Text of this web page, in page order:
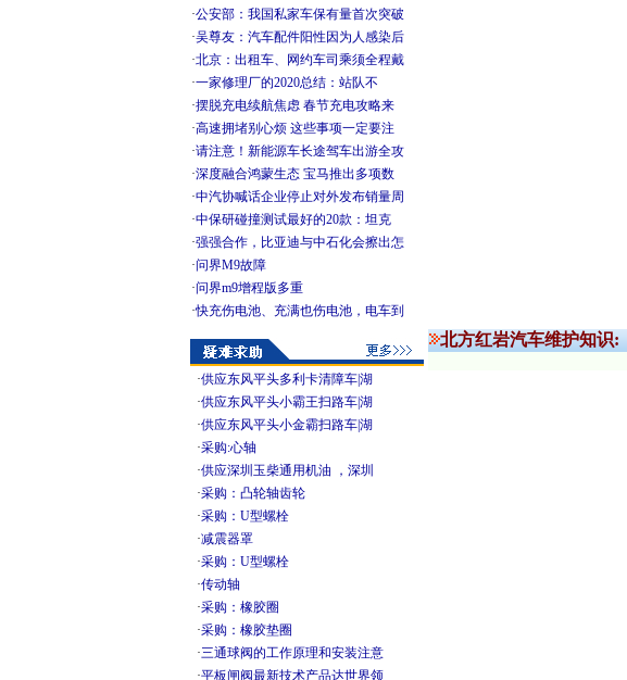
·公安部：我国私家车保有量首次突破
·吴尊友：汽车配件阳性因为人感染后
·北京：出租车、网约车司乘须全程戴
·一家修理厂的2020总结：站队不
·摆脱充电续航焦虑 春节充电攻略来
·高速拥堵别心烦 这些事项一定要注
·请注意！新能源车长途驾车出游全攻
·深度融合鸿蒙生态 宝马推出多项数
·中汽协喊话企业停止对外发布销量周
·中保研碰撞测试最好的20款：坦克
·强强合作，比亚迪与中石化会擦出怎
·问界M9故障
·问界m9增程版多重
·快充伤电池、充满也伤电池，电车到
·供应东风平头多利卡清障车|湖
·供应东风平头小霸王扫路车|湖
·供应东风平头小金霸扫路车|湖
·采购:心轴
·供应深圳玉柴通用机油 ，深圳
·采购：凸轮轴齿轮
·采购：U型螺栓
·减震器罩
·采购：U型螺栓
·传动轴
·采购：橡胶圈
·采购：橡胶垫圈
·三通球阀的工作原理和安装注意
·平板闸阀最新技术产品达世界领
北方红岩汽车维护知识: